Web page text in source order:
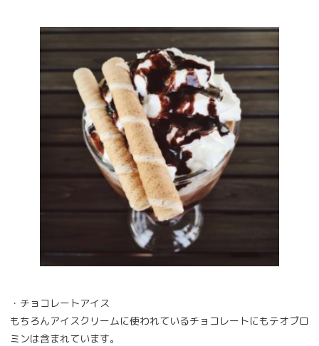
・チョコレートアイス
もちろんアイスクリームに使われているチョコレートにもテオブロ
ミンは含まれています。